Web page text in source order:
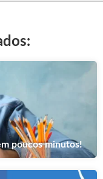
poucos minutos!